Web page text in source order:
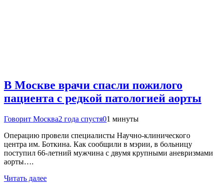
В Москве врачи спасли пожилого
пациента с редкой патологией аорты
Говорит Москва2 года спустя01 минуты
Операцию провели специалисты Научно-клинического
центра им. Боткина. Как сообщили в мэрии, в больницу
поступил 66-летний мужчина с двумя крупными аневризмами
аорты….
Читать далее